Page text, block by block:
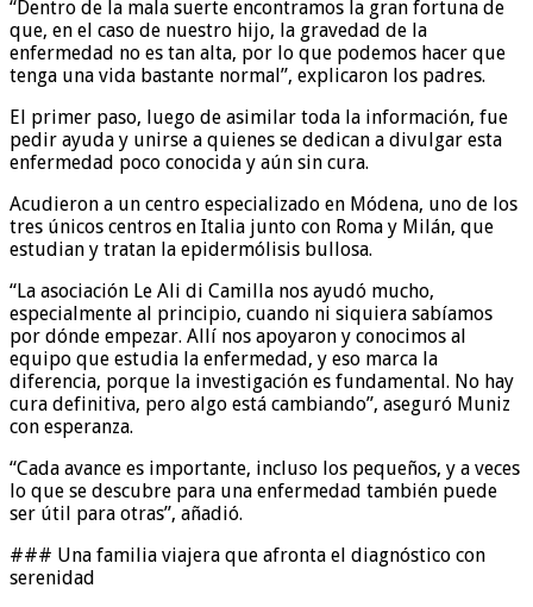
“Dentro de la mala suerte encontramos la gran fortuna de
que, en el caso de nuestro hijo, la gravedad de la
enfermedad no es tan alta, por lo que podemos hacer que
tenga una vida bastante normal”, explicaron los padres.
El primer paso, luego de asimilar toda la información, fue
pedir ayuda y unirse a quienes se dedican a divulgar esta
enfermedad poco conocida y aún sin cura.
Acudieron a un centro especializado en Módena, uno de los
tres únicos centros en Italia junto con Roma y Milán, que
estudian y tratan la epidermólisis bullosa.
“La asociación Le Ali di Camilla nos ayudó mucho,
especialmente al principio, cuando ni siquiera sabíamos
por dónde empezar. Allí nos apoyaron y conocimos al
equipo que estudia la enfermedad, y eso marca la
diferencia, porque la investigación es fundamental. No hay
cura definitiva, pero algo está cambiando”, aseguró Muniz
con esperanza.
“Cada avance es importante, incluso los pequeños, y a veces
lo que se descubre para una enfermedad también puede
ser útil para otras”, añadió.
### Una familia viajera que afronta el diagnóstico con
serenidad